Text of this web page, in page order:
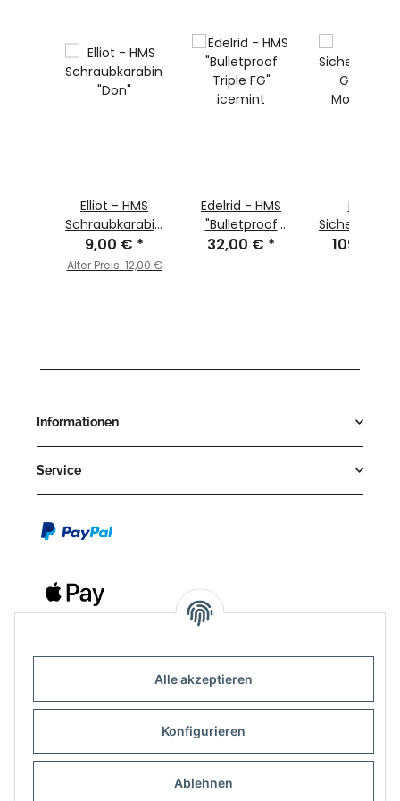
Alle akzeptieren
Konfigurieren
Ablehnen
Elliot - HMS
Schraubkarabiner
"Don"
9,00 € *
Alter Preis:12,00 €
Edelrid - HMS
"Bulletproof
Triple FG"
32,00 € *
Petzl -
GRIGRI® +
109,95 €
Informationen
Service
Outdoor-Consulting GmbH
Kreuzäcker 13/1
D-88214 Ravensburg